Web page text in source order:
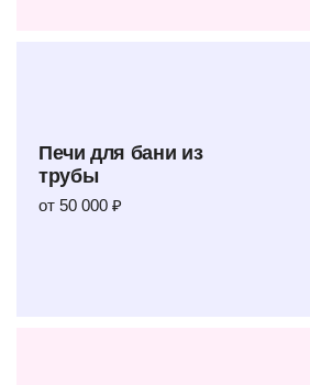
Печи для бани из
трубы
от 50 000 ₽